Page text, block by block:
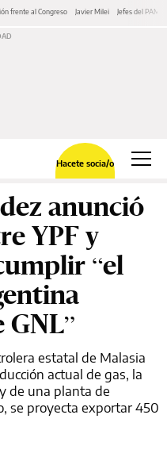
frente al Congreso Javier Milei Jefes del PAMI
Hacete socia/o
anunció
YPF y
“el
estatal de Malasia
actual de gas, la
de una planta de
se proyecta exportar 450